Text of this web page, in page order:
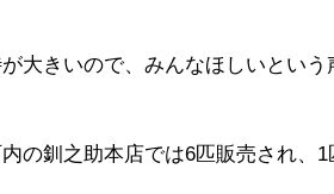
大きいので、みんなほしいという
の釧之助本店では6匹販売され、1